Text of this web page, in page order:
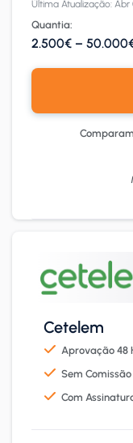
Última Atualização: Abr
Quantia:
2.500€ –
Cetelem
Aprovação 48
Sem
Com